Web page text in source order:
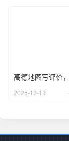
2025-12-13